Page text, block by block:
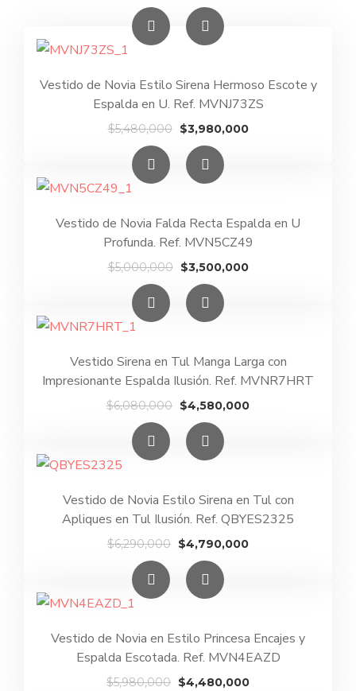
Vestido de Novia Estilo Sirena Hermoso Escote y
Espalda en U. Ref. MVNJ73ZS
$5,480,000 El
precio
original
era:
$3,980,000El
Vestido de Novia Falda Recta Espalda en U
Profunda. Ref. MVN5CZ49
$5,000,000 El
precio
original
era:
$3,500,000El
Vestido Sirena en Tul Manga Larga con
Impresionante Espalda Ilusión. Ref. MVNR7HRT
$6,080,000 El
precio
original
era:
$4,580,000El
Vestido de Novia Estilo Sirena en Tul con
Apliques en Tul Ilusión. Ref. QBYES2325
$6,290,000 El
precio
original
era:
$4,790,000El
Vestido de Novia en Estilo Princesa Encajes y
Espalda Escotada. Ref. MVN4EAZD
$5,980,000 El
$4,480,000El